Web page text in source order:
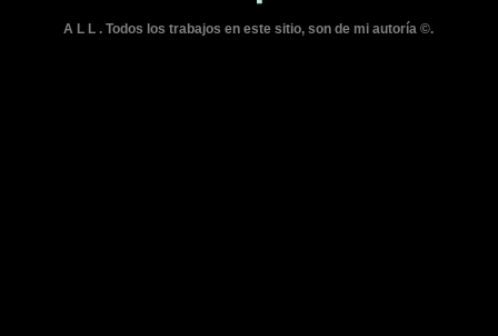
A L L . Todos los trabajos en este sitio, son de mi autoría ©.